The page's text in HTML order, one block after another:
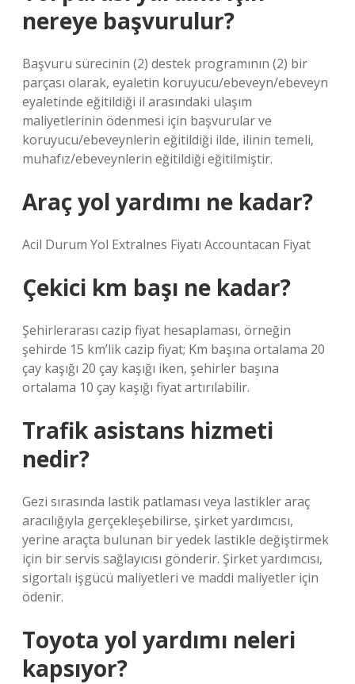
nereye başvurulur?
Başvuru sürecinin (2) destek programının (2) bir
parçası olarak, eyaletin koruyucu/ebeveyn/ebeveyn
eyaletinde eğitildiği il arasındaki ulaşım
maliyetlerinin ödenmesi için başvurular ve
koruyucu/ebeveynlerin eğitildiği ilde, ilinin temeli,
muhafız/ebeveynlerin eğitildiği eğitilmiştir.
Araç yol yardımı ne kadar?
Acil Durum Yol Extralnes Fiyatı Accountacan Fiyat
Çekici km başı ne kadar?
Şehirlerarası cazip fiyat hesaplaması, örneğin
şehirde 15 km’lik cazip fiyat; Km başına ortalama 20
çay kaşığı 20 çay kaşığı iken, şehirler başına
ortalama 10 çay kaşığı fiyat artırılabilir.
Trafik asistans hizmeti
nedir?
Gezi sırasında lastik patlaması veya lastikler araç
aracılığıyla gerçekleşebilirse, şirket yardımcısı,
yerine araçta bulunan bir yedek lastikle değiştirmek
için bir servis sağlayıcısı gönderir. Şirket yardımcısı,
sigortalı işgücü maliyetleri ve maddi maliyetler için
ödenir.
Toyota yol yardımı neleri
kapsıyor?